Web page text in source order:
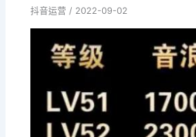
抖音运营 / 2022-09-02